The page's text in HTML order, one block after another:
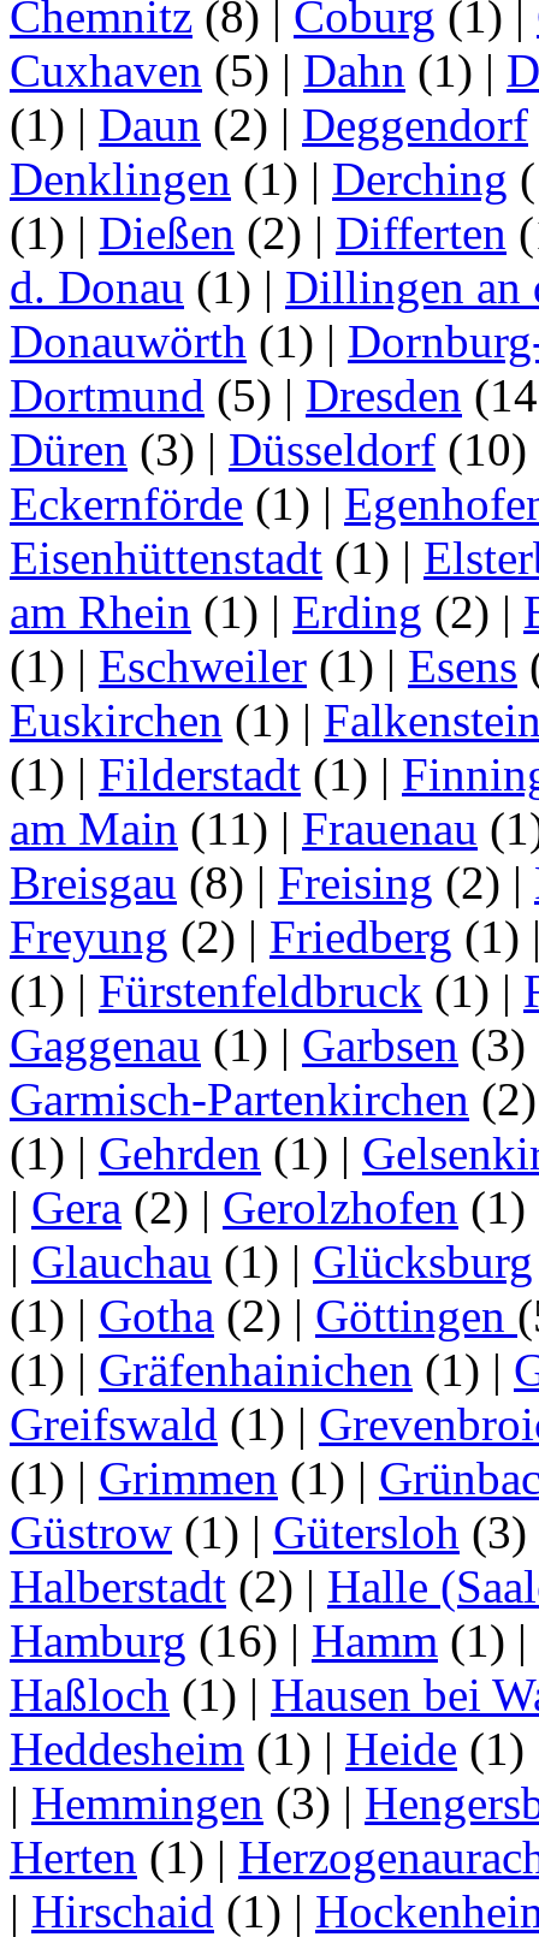
Chemnitz (8) Coburg (1)
Cuxhaven (5) | Dahn (1) |
(1) | Daun (2) | Deggendorf
Denklingen (1) | Derching
(1) | Dießen (2) | Differten
d. Donau (1) | Dillingen an
Donauwörth (1) |
Dortmund (5) | Dresden
Düren (3) | Düsseldorf (10)
Eckernförde (1) |
Eisenhüttenstadt (1) |
am Rhein (1) | Erding (2) |
(1) | Eschweiler (1) | Esens
Euskirchen (1) |
(1) | Filderstadt (1) |
am Main (11) | Frauenau
Breisgau (8) | Freising (2) |
Freyung (2) | Friedberg (1)
(1) | Fürstenfeldbruck (1) |
Gaggenau (1) | Garbsen (3)
Garmisch-Partenkirchen
(1) | Gehrden (1) |
| Gera (2) | Gerolzhofen (1)
| Glauchau (1) | Glücksburg
(1) | Gotha (2) | Göttingen
(1) | Gräfenhainichen (1) |
Greifswald (1) |
(1) | Grimmen (1) |
Güstrow (1) | Gütersloh (3)
Halberstadt (2) | Halle
Hamburg (16) | Hamm (1) |
Haßloch (1) | Hausen bei
Heddesheim (1) | Heide (1)
| Hemmingen (3) |
Herten (1) |
| Hirschaid (1) |